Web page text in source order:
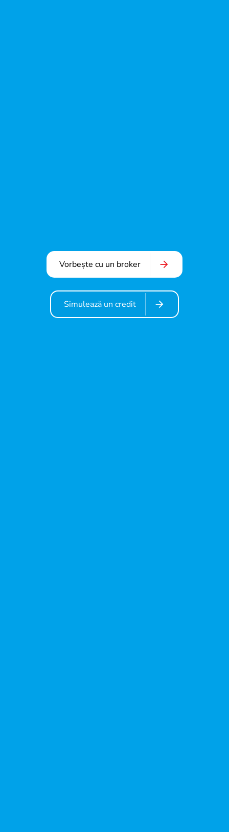
Vorbește cu un broker
Simulează un credit